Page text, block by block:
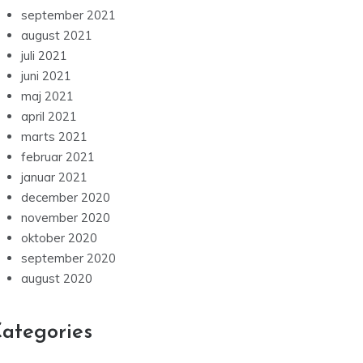
september 2021
august 2021
juli 2021
juni 2021
maj 2021
april 2021
marts 2021
februar 2021
januar 2021
december 2020
november 2020
oktober 2020
september 2020
august 2020